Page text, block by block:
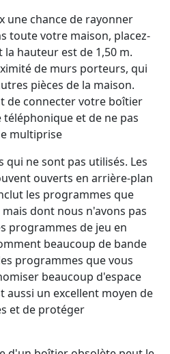
une chance de rayonner
toute votre maison, placez-
hauteur est de 1,50 m.
de murs porteurs, qui
pièces de la maison.
de connecter votre boîtier
et de ne pas
multiprise
ne sont pas utilisés. Les
ouverts en arrière-plan
les programmes que
dont nous n'avons pas
programmes de jeu en
beaucoup de bande
programmes que vous
beaucoup d'espace
aussi un excellent moyen de
et de protéger